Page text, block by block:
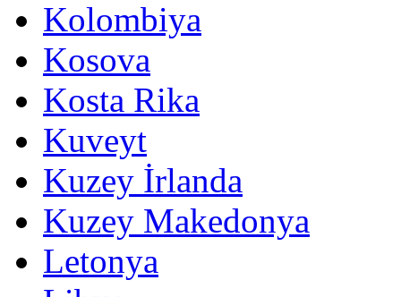
Kolombiya
Kosova
Kosta Rika
Kuveyt
Kuzey İrlanda
Kuzey Makedonya
Letonya